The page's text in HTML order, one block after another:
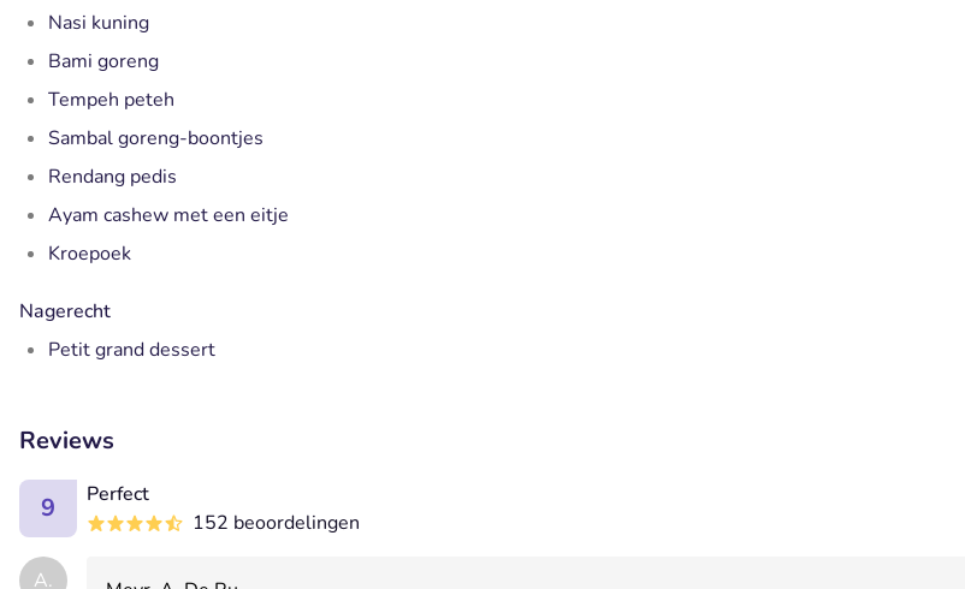
Nasi kuning
Bami goreng
Tempeh peteh
Sambal goreng-boontjes
Rendang pedis
Ayam cashew met een eitje
Kroepoek
Nagerecht
Petit grand dessert
Reviews
9
Perfect
152 beoordelingen
A.